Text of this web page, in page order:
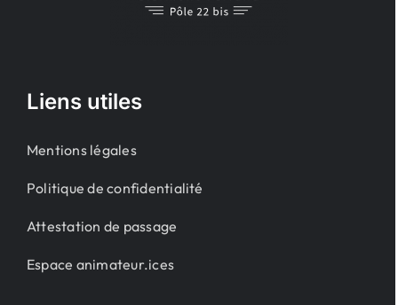
Liens utiles
Mentions légales
Politique de confidentialité
Attestation de passage
Espace animateur.ices